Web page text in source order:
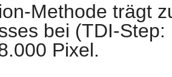
Methode trägt
bei (TDI-
Pixel.